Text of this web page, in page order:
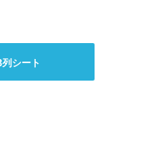
シート